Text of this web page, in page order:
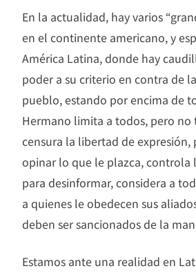
En la actualidad, hay varios
en el continente americano, y
América Latina, donde hay
poder a su criterio en contra de
pueblo, estando por encima de
Hermano limita a todos, pero no
censura la libertad de expresión,
opinar lo que le plazca, controla
para desinformar, considera a
a quienes le obedecen sus
deben ser sancionados de la
Estamos ante una realidad en